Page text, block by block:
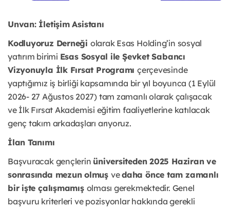
Unvan: İletişim Asistanı
Kodluyoruz Derneği olarak Esas Holding’in sosyal
yatırım birimi Esas Sosyal ile Şevket Sabancı
Vizyonuyla İlk Fırsat Programıçerçevesinde
yaptığımız iş birliği kapsamında bir yıl boyunca (1 Eylül
2026- 27 Ağustos 2027) tam zamanlı olarak çalışacak
ve İlk Fırsat Akademisi eğitim faaliyetlerine katılacak
genç takım arkadaşları arıyoruz.
İlan Tanımı
Başvuracak gençlerin üniversiteden 2025 Haziran ve
sonrasında mezun olmuş vedaha önce tam zamanlı
bir işte çalışmamış olması gerekmektedir. Genel
başvuru kriterleri ve pozisyonlar hakkında gerekli